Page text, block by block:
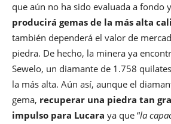
que aún no ha sido evaluada a fondo y
producirá gemas de la más alta
también dependerá el valor de
piedra. De hecho, la minera ya
Sewelo, un diamante de 1.758
la más alta. Aún así, aunque el
gema, recuperar una piedra tan
impulso para Lucara ya que “la